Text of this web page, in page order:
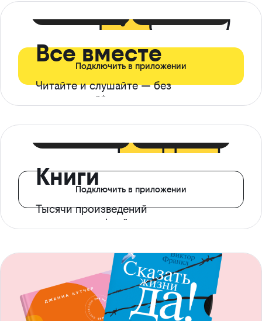
Все вместе
Читайте и слушайте — без
ограничений*
Подключить в приложении
Книги
Тысячи произведений
с доступом офлайн
Подключить в приложении